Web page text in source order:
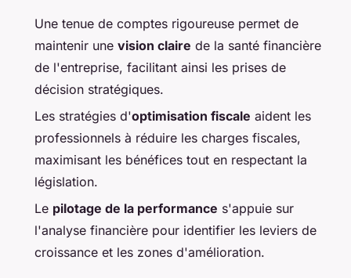
Une tenue de comptes rigoureuse permet de
maintenir une vision claire de la santé financière
de l'entreprise, facilitant ainsi les prises de
décision stratégiques.
Les stratégies d'optimisation fiscale aident les
professionnels à réduire les charges fiscales,
maximisant les bénéfices tout en respectant la
législation.
Le pilotage de la performance s'appuie sur
l'analyse financière pour identifier les leviers de
croissance et les zones d'amélioration.